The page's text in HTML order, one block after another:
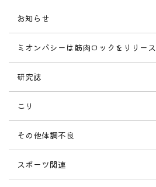
お知らせ
ミオンパシーは筋肉ロックをリリース
研究誌
こり
その他体調不良
スポーツ関連